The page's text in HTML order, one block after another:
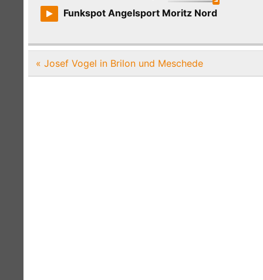
Funkspot Angelsport Moritz Nord
Beitragsnavigation
« Josef Vogel in Brilon und Meschede